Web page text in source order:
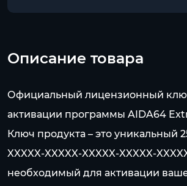
Описание товара
Официальный лицензионный
активации программы AIDA64
Ключ продукта – это уникальный
XXXXX-XXXXX-XXXXX-XXXXX-
необходимый для активации